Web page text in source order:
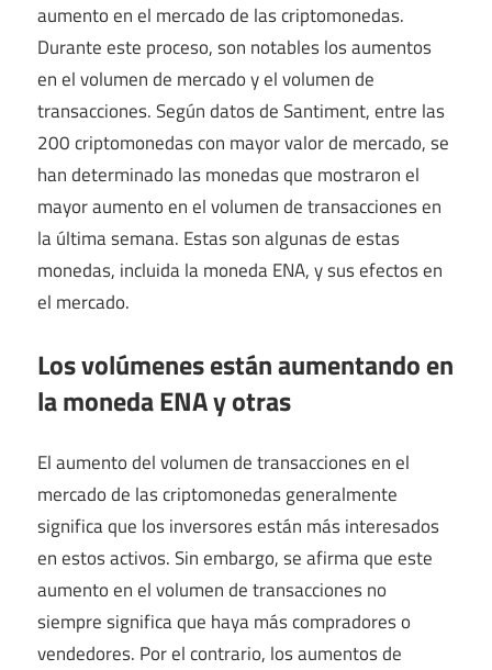
aumento en el mercado de las criptomonedas.
Durante este proceso, son notables los aumentos
en el volumen de mercado y el volumen de
transacciones. Según datos de Santiment, entre las
200 criptomonedas con mayor valor de mercado, se
han determinado las monedas que mostraron el
mayor aumento en el volumen de transacciones en
la última semana. Estas son algunas de estas
monedas, incluida la moneda ENA, y sus efectos en
el mercado.
Los volúmenes están aumentando en
la moneda ENA y otras
El aumento del volumen de transacciones en el
mercado de las criptomonedas generalmente
significa que los inversores están más interesados ​​
en estos activos. Sin embargo, se afirma que este
aumento en el volumen de transacciones no
siempre significa que haya más compradores o
vendedores. Por el contrario, los aumentos de